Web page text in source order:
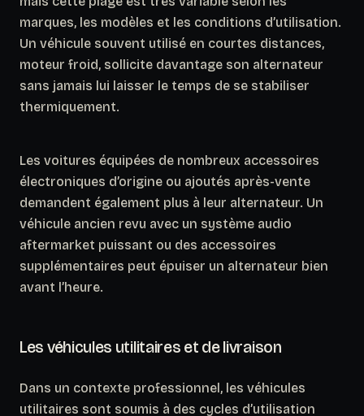
marques, les modèles et les conditions d’utilisation.
Un véhicule souvent utilisé en courtes distances,
moteur froid, sollicite davantage son alternateur
sans jamais lui laisser le temps de se stabiliser
thermiquement.
Les voitures équipées de nombreux accessoires
électroniques d’origine ou ajoutés après-vente
demandent également plus à leur alternateur. Un
véhicule ancien revu avec un système audio
aftermarket puissant ou des accessoires
supplémentaires peut épuiser un alternateur bien
avant l’heure.
Les véhicules utilitaires et de livraison
Dans un contexte professionnel, les véhicules
utilitaires sont soumis à des cycles d’utilisation